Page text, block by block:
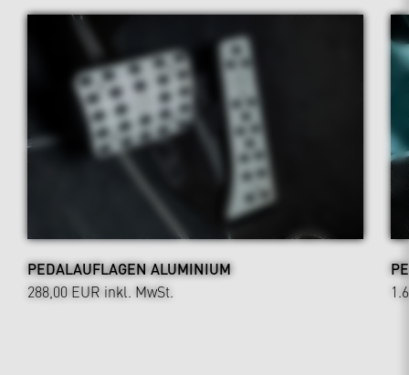
PEDALAUFLAGEN ALUMINIUM
288,00 EUR inkl. MwSt.